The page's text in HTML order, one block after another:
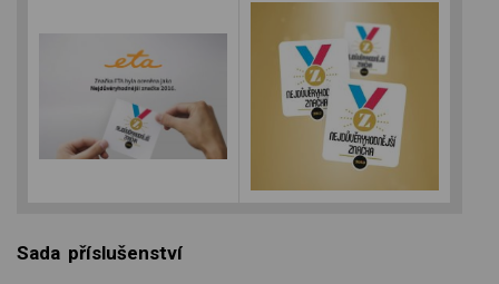
Sada příslušenství